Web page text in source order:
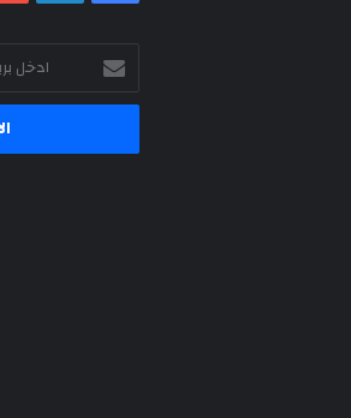
ادخل
بريدك
الإلكتروني